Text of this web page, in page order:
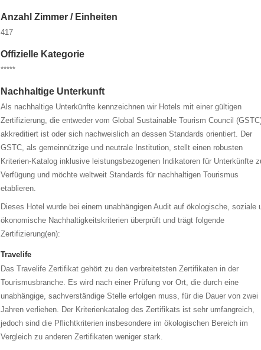
Anzahl Zimmer / Einheiten
417
Offizielle Kategorie
*****
Nachhaltige Unterkunft
Als nachhaltige Unterkünfte kennzeichnen wir Hotels mit einer gültigen
Zertifizierung, die entweder vom Global Sustainable Tourism Council
akkreditiert ist oder sich nachweislich an dessen Standards orientiert. Der
GSTC, als gemeinnützige und neutrale Institution, stellt einen robusten
Kriterien-Katalog inklusive leistungsbezogenen Indikatoren für Unterkünfte
Verfügung und möchte weltweit Standards für nachhaltigen Tourismus
etablieren.
Dieses Hotel wurde bei einem unabhängigen Audit auf ökologische, soziale
ökonomische Nachhaltigkeitskriterien überprüft und trägt folgende
Zertifizierung(en):
Travelife
Das Travelife Zertifikat gehört zu den verbreitetsten Zertifikaten in der
Tourismusbranche. Es wird nach einer Prüfung vor Ort, die durch eine
unabhängige, sachverständige Stelle erfolgen muss, für die Dauer von zwei
Jahren verliehen. Der Kriterienkatalog des Zertifikats ist sehr umfangreich,
jedoch sind die Pflichtkriterien insbesondere im ökologischen Bereich im
Vergleich zu anderen Zertifikaten weniger stark.